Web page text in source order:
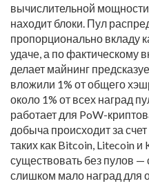
вычислительной
находит блоки. Пул
пропорционально вкладу
удаче, а по фактическому
делает майнинг
вложили 1% от общего
около 1% от всех наград
работает для PoW-
добыча происходит за
таких как Bitcoin, Litecoin и
существовать без пулов
слишком мало наград для